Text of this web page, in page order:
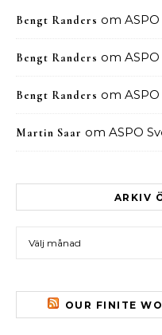
Bengt Randers om
Bengt Randers om
Bengt Randers om
Martin Saar om ASPO
ARKIV
OUR FINITE